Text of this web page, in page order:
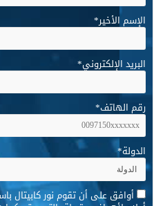
الإسم الأخير*
البريد الإلكتروني*
رقم الهاتف*
الدولة*
* أوافق على أن تقوم نور كابيتال